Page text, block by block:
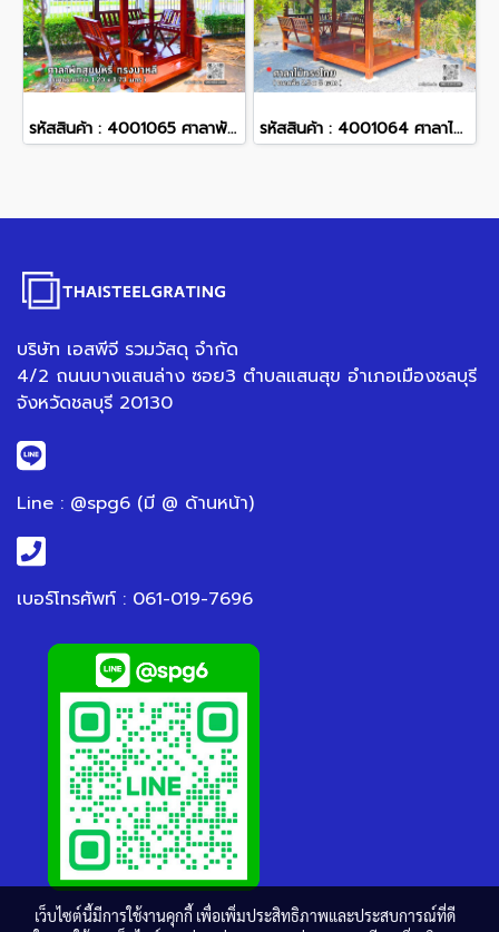
รหัสสินค้า : 4001065 ศาลาพักสูบบุหรี่ ทรงบาหลี ขนาดพื้น 1.20 x 1.70 เมตร รหัสสินค้า : 4001064 ศาลาไม้ทรงไทย ขนาดพื้น 2.5 x 5 เมตร
บริษัท เอสพีจี รวมวัสดุ จำกัด
4/2 ถนนบางแสนล่าง ซอย3 ตำบลแสนสุข อำเภอเมืองชลบุรี
จังหวัดชลบุรี 20130
Line : @spg6 (มี @ ด้านหน้า)
เบอร์โทรศัพท์ : 061-019-7696
เว็บไซต์นี้มีการใช้งานคุกกี้ เพื่อเพิ่มประสิทธิภาพและประสบการณ์ที่ดี